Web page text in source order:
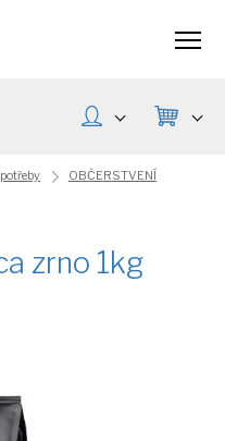
OBČERSTVENÍ
zrno 1kg